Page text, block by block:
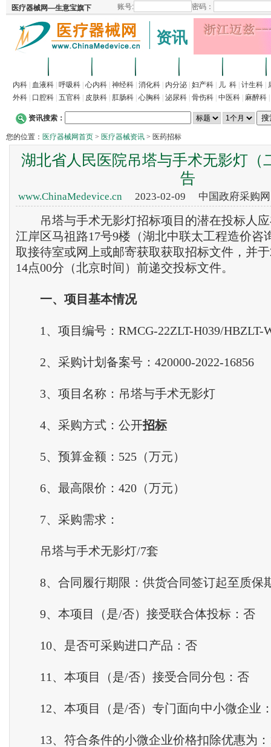
资讯
内科 血液科 呼吸科 心内科 神经科 消化科 内分泌 妇产科 儿 科 计生科
外科
口腔科 五官科 皮肤科 肛肠科 心胸科 泌尿科 骨伤科 中医科 麻醉科
资讯搜索：
您的位置： 医疗器械网首页 > 医疗器械资讯 > 医药招标
湖北省人民医院吊塔与手术无影灯（
告
www.ChinaMedevice.cn2023-02-09 中国政府采购
吊塔与手术无影灯招标项目的潜在投标人应
江岸区马祖路17号9楼（湖北中联太工程造价咨
取接待室或网上或邮寄获取获取招标文件，并于
14点00分（北京时间）前递交投标文件。
一、 项目基本情况
1、项目编号：RMCG-22ZLT-H039/HBZLT-
2、采购计划备案号：420000-2022-16856
3、项目名称：吊塔与手术无影灯
4、采购方式：公开招标
5、预算金额：525（万元）
6、最高限价：420（万元）
7、采购需求：
吊塔与手术无影灯/7套
8、合同履行期限：供货合同签订起至质保
9、本项目（是/否）接受联合体投标：否
10、是否可采购进口产品：否
11、本项目（是/否）接受合同分包：否
12、本项目（是/否）专门面向中小微企业
13、符合条件的小微企业价格扣除优惠为：